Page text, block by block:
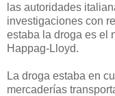
las autoridades
investigaciones con
estaba la droga es el
Happag-Lloyd.
La droga estaba en
mercaderías